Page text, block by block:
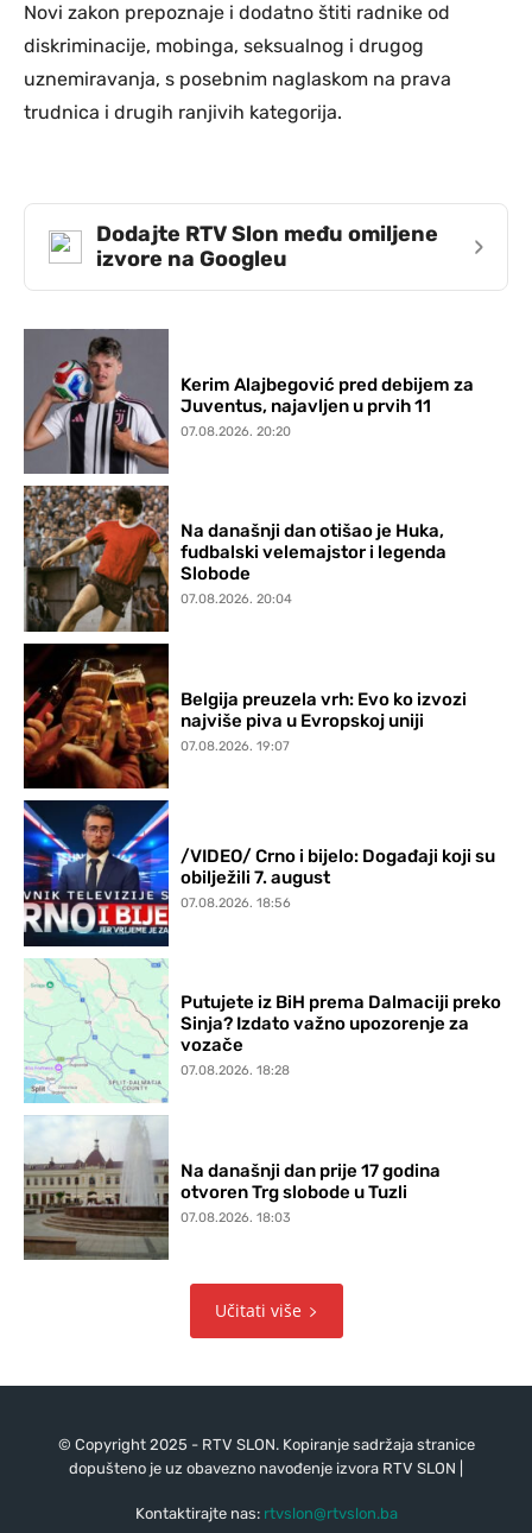
Novi zakon prepoznaje i dodatno štiti radnike od
diskriminacije, mobinga, seksualnog i drugog
uznemiravanja, s posebnim naglaskom na prava
trudnica i drugih ranjivih kategorija.
Dodajte RTV Slon među omiljene
izvore na Googleu
›
Kerim Alajbegović pred debijem za
Juventus, najavljen u prvih 11
07.08.2026. 20:20
Na današnji dan otišao je Huka,
fudbalski velemajstor i legenda
Slobode
07.08.2026. 20:04
Belgija preuzela vrh: Evo ko izvozi
najviše piva u Evropskoj uniji
07.08.2026. 19:07
/VIDEO/ Crno i bijelo: Događaji koji su
obilježili 7. august
07.08.2026. 18:56
Putujete iz BiH prema Dalmaciji preko
Sinja? Izdato važno upozorenje za
vozače
07.08.2026. 18:28
Na današnji dan prije 17 godina
otvoren Trg slobode u Tuzli
07.08.2026. 18:03
Učitati više
© Copyright 2025 - RTV SLON. Kopiranje sadržaja stranice
dopušteno je uz obavezno navođenje izvora RTV SLON |
Kontaktirajte nas: rtvslon@rtvslon.ba